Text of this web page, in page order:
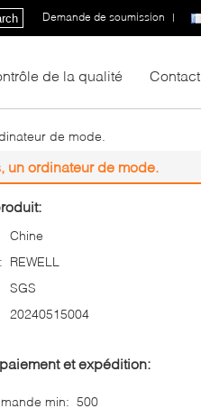
Demande de soumission |
de la qualité Contact
de mode.
un ordinateur de mode.
Chine
REWELL
SGS
20240515004
et expédition:
min: 500